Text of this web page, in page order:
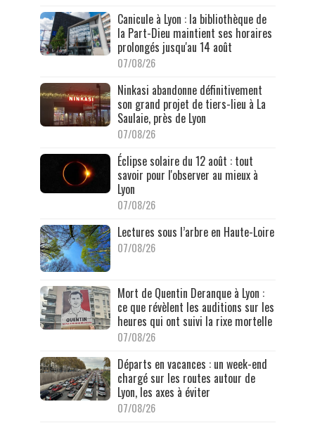
Canicule à Lyon : la bibliothèque de
la Part-Dieu maintient ses horaires
prolongés jusqu'au 14 août
07/08/26
Ninkasi abandonne définitivement
son grand projet de tiers-lieu à La
Saulaie, près de Lyon
07/08/26
Éclipse solaire du 12 août : tout
savoir pour l'observer au mieux à
Lyon
07/08/26
Lectures sous l’arbre en Haute-Loire
07/08/26
Mort de Quentin Deranque à Lyon :
ce que révèlent les auditions sur les
heures qui ont suivi la rixe mortelle
07/08/26
Départs en vacances : un week-end
chargé sur les routes autour de
Lyon, les axes à éviter
07/08/26